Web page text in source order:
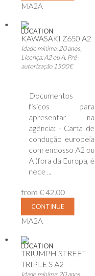
MA2A
LOCATION
KAWASAKI Z650 A2
Idade mínima: 20 anos,
Licença: A2 ou A, Pré-
autorização 1500€
Documentos
físicos para
apresentar na
agência: - Carta de
condução europeia
com endosso A2 ou
A (fora da Europa, é
nece ...
from € 42.00
CONTINUE
MA2A
LOCATION
TRIUMPH STREET
TRIPLE S A2
Idade mínima: 20 anos,